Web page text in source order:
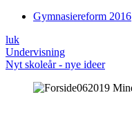
Gymnasiereform 2016
luk
Undervisning
Nyt skoleår - nye ideer